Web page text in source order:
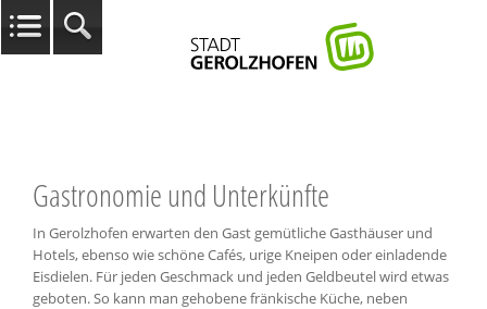
Gastronomie und Unterkünfte
In Gerolzhofen erwarten den Gast gemütliche Gasthäuser und
Hotels, ebenso wie schöne Cafés, urige Kneipen oder einladende
Eisdielen. Für jeden Geschmack und jeden Geldbeutel wird etwas
geboten. So kann man gehobene fränkische Küche, neben